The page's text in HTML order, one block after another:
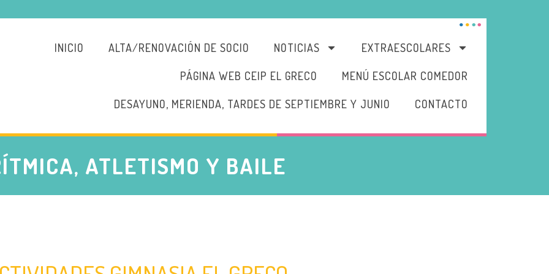
INICIO ALTA/RENOVACIÓN DE SOCIO NOTICIAS EXTRAESCOLARES
PÁGINA WEB CEIP EL GRECO MENÚ ESCOLAR COMEDOR
DESAYUNO, MERIENDA, TARDES DE SEPTIEMBRE Y JUNIO CONTACTO
ATLETISMO Y BAILE